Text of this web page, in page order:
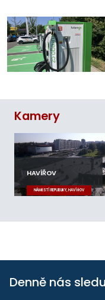
Kamery
HAVÍŘOV
NÁMĚSTÍ REPUBLIKY, HAVÍŘOV
Denně nás